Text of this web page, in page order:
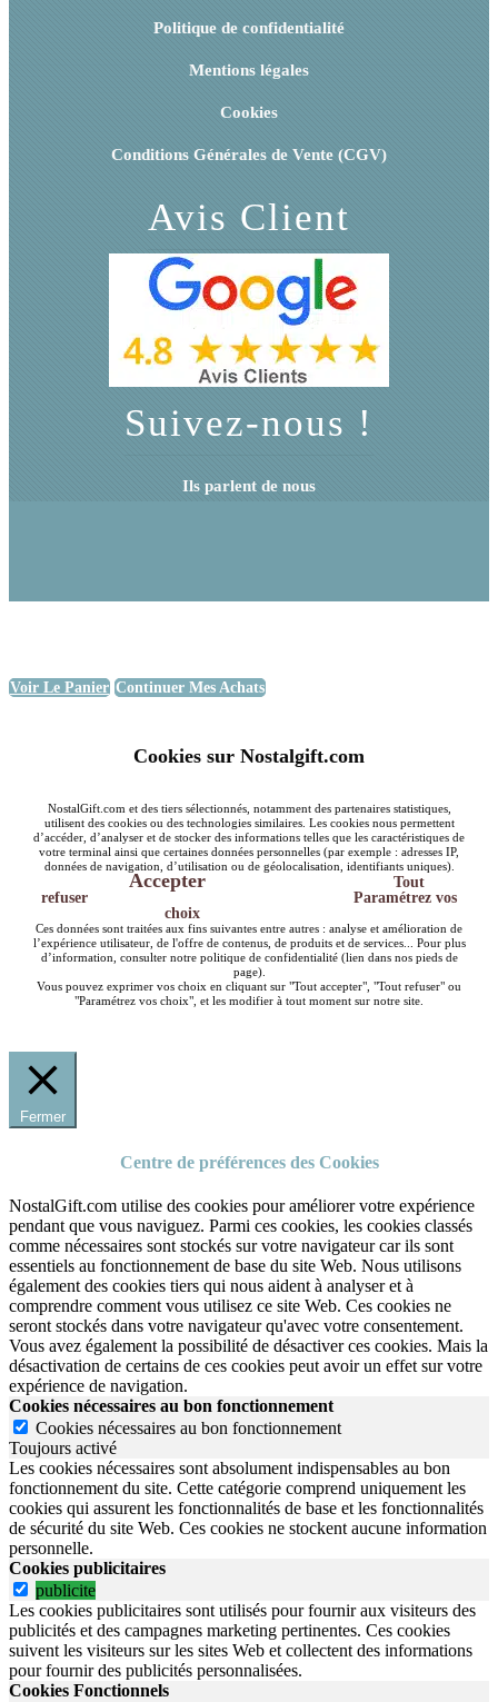
Politique de confidentialité
Mentions légales
Cookies
Conditions Générales de Vente (CGV)
Avis Client
Suivez-nous !
Ils parlent de nous
Voir Le Panier Continuer Mes Achats
Cookies sur Nostalgift.com
NostalGift.com et des tiers sélectionnés, notamment des partenaires statistiques,
utilisent des cookies ou des technologies similaires. Les cookies nous permettent
d’accéder, d’analyser et de stocker des informations telles que les caractéristiques de
votre terminal ainsi que certaines données personnelles (par exemple : adresses IP,
données de navigation, d’utilisation ou de géolocalisation, identifiants uniques).
Accepter
Tout
refuser
Paramétrez vos
choix
Ces données sont traitées aux fins suivantes entre autres : analyse et amélioration de
l’expérience utilisateur, de l'offre de contenus, de produits et de services... Pour plus
d’information, consulter notre politique de confidentialité (lien dans nos pieds de
page).
Vous pouvez exprimer vos choix en cliquant sur "Tout accepter", "Tout refuser" ou
"Paramétrez vos choix", et les modifier à tout moment sur notre site.
Fermer
Centre de préférences des Cookies
NostalGift.com utilise des cookies pour améliorer votre expérience
pendant que vous naviguez. Parmi ces cookies, les cookies classés
comme nécessaires sont stockés sur votre navigateur car ils sont
essentiels au fonctionnement de base du site Web. Nous utilisons
également des cookies tiers qui nous aident à analyser et à
comprendre comment vous utilisez ce site Web. Ces cookies ne
seront stockés dans votre navigateur qu'avec votre consentement.
Vous avez également la possibilité de désactiver ces cookies. Mais la
désactivation de certains de ces cookies peut avoir un effet sur votre
expérience de navigation.
Cookies nécessaires au bon fonctionnement
Cookies nécessaires au bon fonctionnement
Toujours activé
Les cookies nécessaires sont absolument indispensables au bon
fonctionnement du site. Cette catégorie comprend uniquement les
cookies qui assurent les fonctionnalités de base et les fonctionnalités
de sécurité du site Web. Ces cookies ne stockent aucune information
personnelle.
Cookies publicitaires
publicite
Les cookies publicitaires sont utilisés pour fournir aux visiteurs des
publicités et des campagnes marketing pertinentes. Ces cookies
suivent les visiteurs sur les sites Web et collectent des informations
pour fournir des publicités personnalisées.
Cookies Fonctionnels